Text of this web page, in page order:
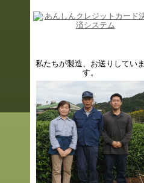
私たちが製造、 お送りしていま
す。